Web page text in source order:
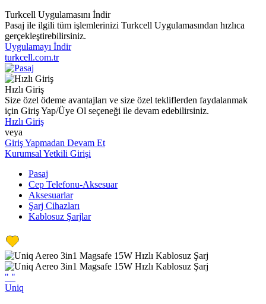
Turkcell Uygulamasını İndir
Pasaj ile ilgili tüm işlemlerinizi Turkcell Uygulamasından hızlıca
gerçekleştirebilirsiniz.
Uygulamayı İndir
turkcell.com.tr
Hızlı Giriş
Size özel ödeme avantajları ve size özel tekliflerden faydalanmak
için Giriş Yap/Üye Ol seçeneği ile devam edebilirsiniz.
Hızlı Giriş
veya
Giriş Yapmadan Devam Et
Kurumsal Yetkili Girişi
Pasaj
Cep Telefonu-Aksesuar
Aksesuarlar
Şarj Cihazları
Kablosuz Şarjlar
" "
Uniq